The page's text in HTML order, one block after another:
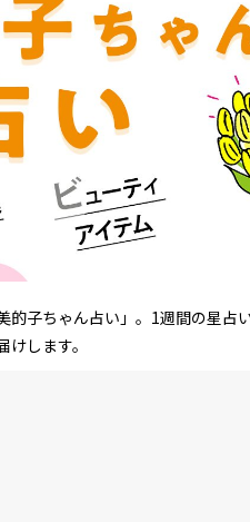
的子ちゃん占い」。1週間の星占
します。